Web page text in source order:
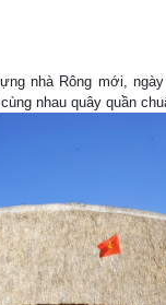
nhà Rông mới,
nhau quây quần